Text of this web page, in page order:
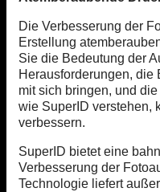
Die Verbesserung der
Erstellung
Sie die Bedeutung der
Herausforderungen, die
mit sich bringen, und
wie SuperID verstehen,
verbessern.
SuperID bietet eine
Verbesserung der
Technologie liefert